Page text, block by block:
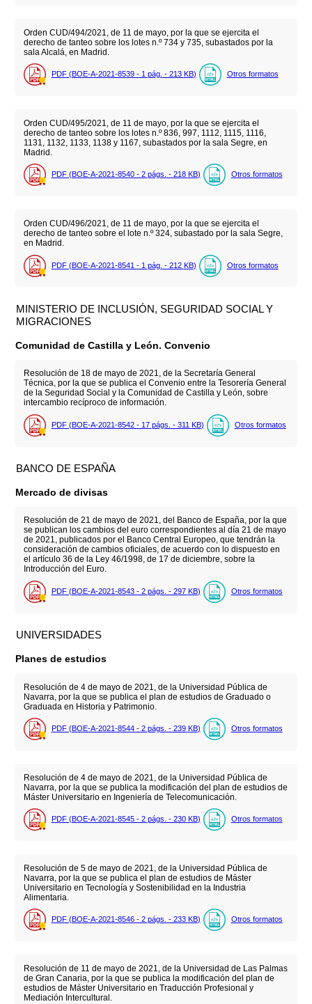
Orden CUD/494/2021, de 11 de mayo, por la que se ejercita el
derecho de tanteo sobre los lotes n.º 734 y 735, subastados por la
sala Alcalá, en Madrid.
PDF (BOE-A-2021-8539 - 1 pág. - 213 KB) Otros formatos
Orden CUD/495/2021, de 11 de mayo, por la que se ejercita el
derecho de tanteo sobre los lotes n.º 836, 997, 1112, 1115, 1116,
1131, 1132, 1133, 1138 y 1167, subastados por la sala Segre, en
Madrid.
PDF (BOE-A-2021-8540 - 2 págs. - 218 KB) Otros formatos
Orden CUD/496/2021, de 11 de mayo, por la que se ejercita el
derecho de tanteo sobre el lote n.º 324, subastado por la sala Segre,
en Madrid.
PDF (BOE-A-2021-8541 - 1 pág. - 212 KB) Otros formatos
MINISTERIO DE INCLUSIÓN, SEGURIDAD SOCIAL Y
MIGRACIONES
Comunidad de Castilla y León. Convenio
Resolución de 18 de mayo de 2021, de la Secretaría General
Técnica, por la que se publica el Convenio entre la Tesorería General
de la Seguridad Social y la Comunidad de Castilla y León, sobre
intercambio recíproco de información.
PDF (BOE-A-2021-8542 - 17 págs. - 311 KB) Otros formatos
BANCO DE ESPAÑA
Mercado de divisas
Resolución de 21 de mayo de 2021, del Banco de España, por la que
se publican los cambios del euro correspondientes al día 21 de mayo
de 2021, publicados por el Banco Central Europeo, que tendrán la
consideración de cambios oficiales, de acuerdo con lo dispuesto en
el artículo 36 de la Ley 46/1998, de 17 de diciembre, sobre la
Introducción del Euro.
PDF (BOE-A-2021-8543 - 2 págs. - 297 KB) Otros formatos
UNIVERSIDADES
Planes de estudios
Resolución de 4 de mayo de 2021, de la Universidad Pública de
Navarra, por la que se publica el plan de estudios de Graduado o
Graduada en Historia y Patrimonio.
PDF (BOE-A-2021-8544 - 2 págs. - 239 KB) Otros formatos
Resolución de 4 de mayo de 2021, de la Universidad Pública de
Navarra, por la que se publica la modificación del plan de estudios de
Máster Universitario en Ingeniería de Telecomunicación.
PDF (BOE-A-2021-8545 - 2 págs. - 230 KB) Otros formatos
Resolución de 5 de mayo de 2021, de la Universidad Pública de
Navarra, por la que se publica el plan de estudios de Máster
Universitario en Tecnología y Sostenibilidad en la Industria
Alimentaria.
PDF (BOE-A-2021-8546 - 2 págs. - 233 KB) Otros formatos
Resolución de 11 de mayo de 2021, de la Universidad de Las Palmas
de Gran Canaria, por la que se publica la modificación del plan de
estudios de Máster Universitario en Traducción Profesional y
Mediación Intercultural.